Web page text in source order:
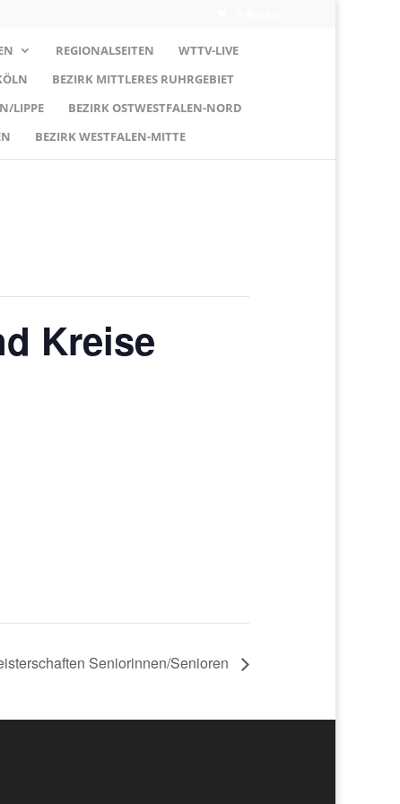
REGIONALSEITEN
WTTV-LIVE
BEZIRK MITTLERES RUHRGEBIET
LIPPE
BEZIRK OSTWESTFALEN-NORD
BEZIRK WESTFALEN-MITTE
Kreise
Seniorinnen/Senioren